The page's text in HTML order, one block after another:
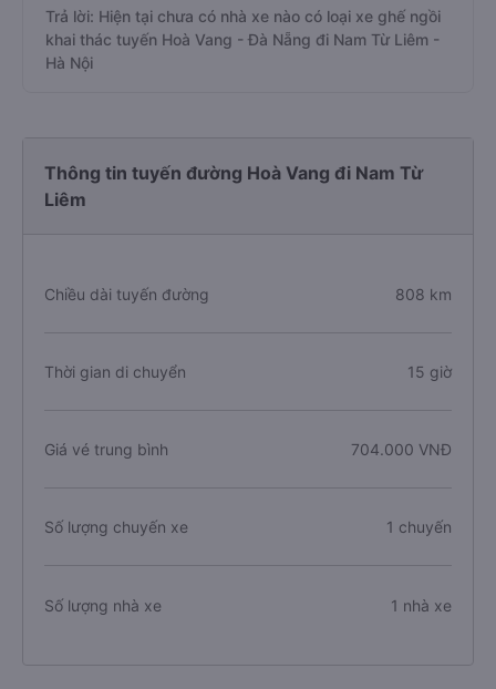
Trả lời: Hiện tại chưa có nhà xe nào có loại xe ghế ngồi
khai thác tuyến Hoà Vang - Đà Nẵng đi Nam Từ Liêm -
Hà Nội
Thông tin tuyến đường Hoà Vang đi Nam Từ
Liêm
Chiều dài tuyến đường 808 km
Thời gian di chuyển 15 giờ
Giá vé trung bình 704.000 VNĐ
Số lượng chuyến xe 1 chuyến
Số lượng nhà xe 1 nhà xe